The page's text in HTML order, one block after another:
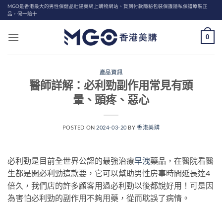
Skip
to
MGO是香港最大的男性保健品壯陽藥網上購物網站、貨到付款隱秘包裝保護隱私保證原裝正
品，假一賠十
0
產品資訊
醫師詳解：必利勁副作用常見有頭
暈、頭疼、惡心
POSTED ON 2024-03-20 BY香港美購
必利勁是目前全世界公認的最強治療早洩藥品，在醫院看醫
生都是開必利勁這款要，它可以幫助男性房事時間延長達4
倍久，我們店的許多顧客用過必利勁以後都說好用！可是因
為害怕必利勁的副作用不夠用藥，從而耽誤了病情。